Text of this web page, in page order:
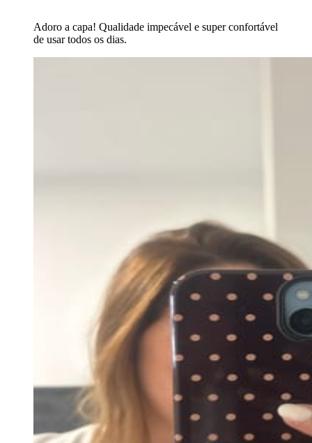
Adoro a capa! Qualidade impecável e super confortável
de usar todos os dias.